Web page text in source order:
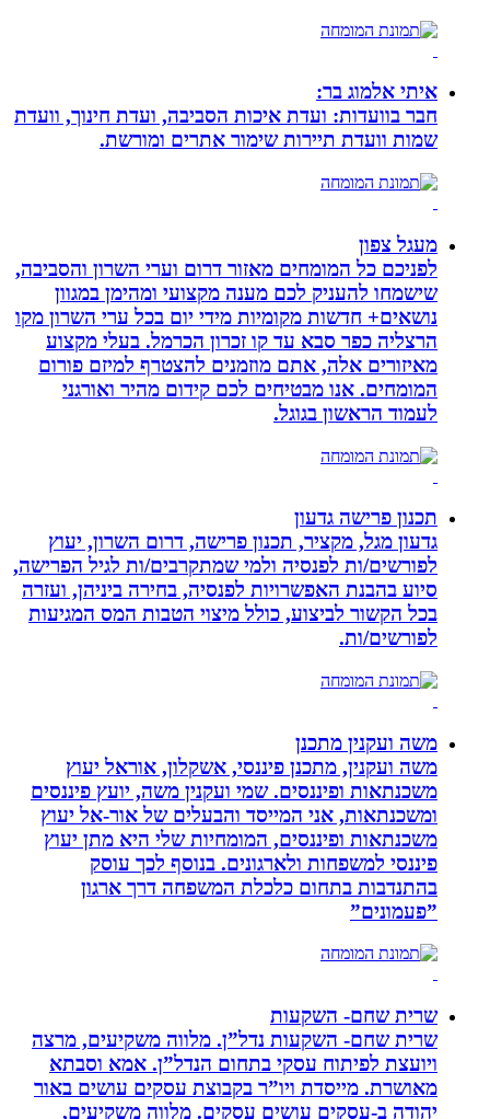
איתי אלמוג בר:
חבר בוועדות: ועדת איכות הסביבה, ועדת חינוך, וועדת
שמות וועדת תיירות שימור אתרים ומורשת.
מעגל צפון
לפניכם כל המומחים מאזור דרום וערי השרון והסביבה,
שישמחו להעניק לכם מענה מקצועי ומהימן במגוון
נושאים+ חדשות מקומיות מידי יום בכל ערי השרון מקו
הרצליה כפר סבא עד קו זכרון הכרמל. בעלי מקצוע
מאיזורים אלה, אתם מוזמנים להצטרף למיזם פורום
המומחים. אנו מבטיחים לכם קידום מהיר ואורגני
לעמוד הראשון בגוגל.
תכנון פרישה גדעון
גדעון מגל, מקציר, תכנון פרישה, דרום השרון, יעוץ
לפורשים/ות לפנסיה ולמי שמתקרבים/ות לגיל הפרישה,
סיוע בהבנת האפשרויות לפנסיה, בחירה ביניהן, ועזרה
בכל הקשור לביצוע, כולל מיצוי הטבות המס המגיעות
לפורשים/ות.
משה ועקנין מתכנן
משה ועקנין, מתכנן פיננסי, אשקלון, אוראל יעוץ
משכנתאות ופיננסים. שמי ועקנין משה, יועץ פיננסים
ומשכנתאות, אני המייסד והבעלים של אור-אל יעוץ
משכנתאות ופיננסים, המומחיות שלי היא מתן יעוץ
פיננסי למשפחות ולארגונים. בנוסף לכך עוסק
בהתנדבות בתחום כלכלת המשפחה דרך ארגון
”פעמונים”
שרית שחם- השקעות
שרית שחם- השקעות נדל”ן. מלווה משקיעים, מרצה
ויועצת לפיתוח עסקי בתחום הנדל”ן. אמא וסבתא
מאושרת. ‏מייסדת ויו”ר בקבוצת עסקים עושים באור
יהודה‏ ב-‏עסקים עושים עסקים‏. ‏מלווה משקיעים,